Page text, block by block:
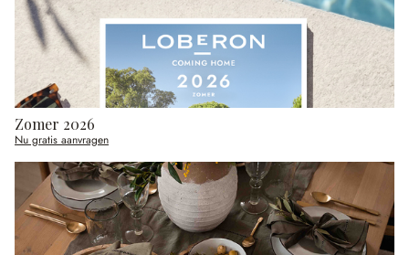
Zomer 2026
Nu gratis aanvragen